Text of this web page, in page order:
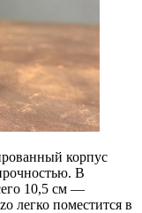
корпус
В
10,5 см —
легко поместится в